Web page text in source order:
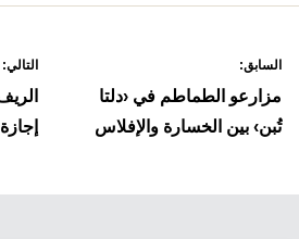
المقالات
السابق:
مزارعو الطماطم في ‹دلتا
تُبن› بين الخسارة والإفلاس
التالي: